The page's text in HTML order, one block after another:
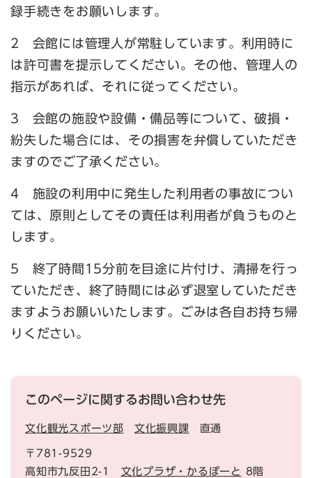
録手続きをお願いします。
2 会館には管理人が常駐しています。利用時に
は許可書を提示してください。その他、管理人の
指示があれば、それに従ってください。
3 会館の施設や設備・備品等について、破損・
紛失した場合には、その損害を弁償していただき
ますのでご了承ください。
4 施設の利用中に発生した利用者の事故につい
ては、原則としてその責任は利用者が負うものと
します。
5 終了時間15分前を目途に片付け、清掃を行っ
ていただき、終了時間には必ず退室していただき
ますようお願いいたします。ごみは各自お持ち帰
りください。
このページに関するお問い合わせ先
文化観光スポーツ部 文化振興課 直通
〒781-9529
高知市九反田2-1 文化プラザ・かるぽーと 8階